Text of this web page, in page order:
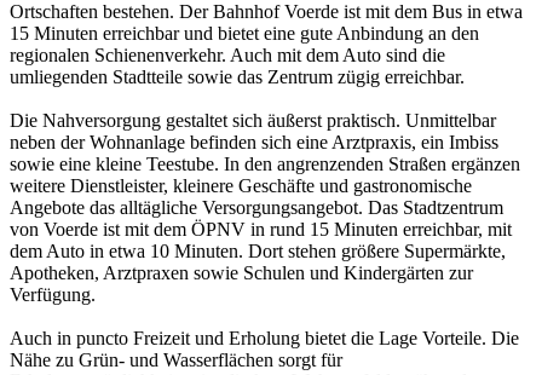
Ortschaften bestehen. Der Bahnhof Voerde ist mit dem Bus in etwa
15 Minuten erreichbar und bietet eine gute Anbindung an den
regionalen Schienenverkehr. Auch mit dem Auto sind die
umliegenden Stadtteile sowie das Zentrum zügig erreichbar.
Die Nahversorgung gestaltet sich äußerst praktisch. Unmittelbar
neben der Wohnanlage befinden sich eine Arztpraxis, ein Imbiss
sowie eine kleine Teestube. In den angrenzenden Straßen ergänzen
weitere Dienstleister, kleinere Geschäfte und gastronomische
Angebote das alltägliche Versorgungsangebot. Das Stadtzentrum
von Voerde ist mit dem ÖPNV in rund 15 Minuten erreichbar, mit
dem Auto in etwa 10 Minuten. Dort stehen größere Supermärkte,
Apotheken, Arztpraxen sowie Schulen und Kindergärten zur
Verfügung.
Auch in puncto Freizeit und Erholung bietet die Lage Vorteile. Die
Nähe zu Grün- und Wasserflächen sorgt für